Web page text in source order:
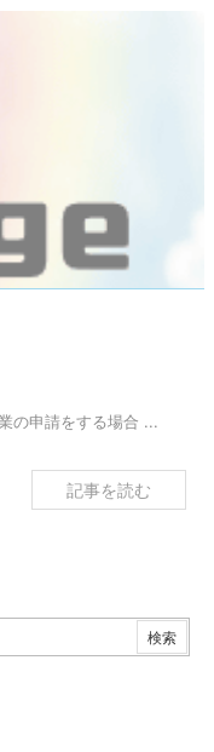
の申請をする場合 ...
記事を読む